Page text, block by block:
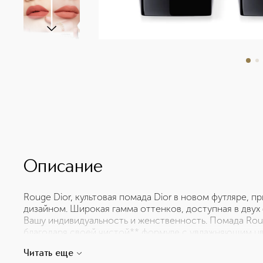
Описание
Rouge Dior, культовая помада Dior в новом футляре,
дизайном. Широкая гамма оттенков, доступная в
Вашу индивидуальность и женственность. Помада
благодаря своей чистой** формуле с увлажняющим
«каннаж» и серебристым логотипом CD. Ее магнитный
Читать еще